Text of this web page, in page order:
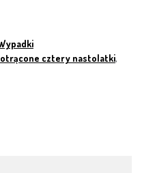
cztery nastolatki,